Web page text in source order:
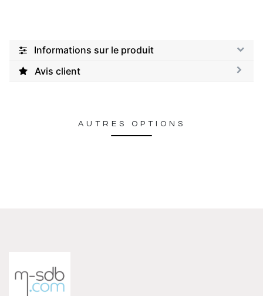
Informations sur le produit
Avis client
AUTRES OPTIONS